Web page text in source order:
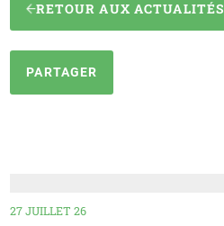
RETOUR AUX ACTUALITÉS
PARTAGER
27 JUILLET 26